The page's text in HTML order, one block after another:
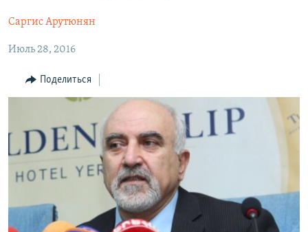
основной
навигации
Перейти
поиску
ЭКОНОМИКА
РЕГИОН
НАГОРНЫЙ КАРАБАХ
КУЛЬТУРА
СПОРТ
АРХИВ
English
Саргис Арутюнян
Июль 28, 2016
Поделиться